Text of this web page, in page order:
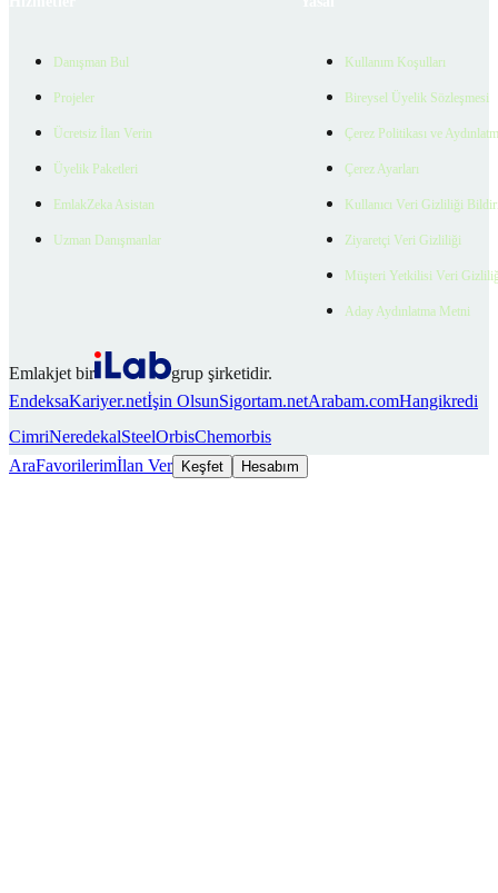
Danışman Bul
Projeler
Ücretsiz İlan Verin
Üyelik Paketleri
EmlakZeka Asistan
Uzman Danışmanlar
Kullanım Koşulları
Bireysel Üyelik Sözleşmesi
Çerez Politikası ve
Çerez Ayarları
Kullanıcı Veri Gizliliği
Ziyaretçi Veri Gizliliği
Müşteri Yetkilisi Veri
Aday Aydınlatma Metni
Emlakjet bir
grup şirketidir.
EndeksaKariyer.netİşin OlsunSigortam.netArabam.comHangikredi
CimriNeredekalSteelOrbisChemorbis
AraFavorilerimİlan Ver Keşfet Hesabım